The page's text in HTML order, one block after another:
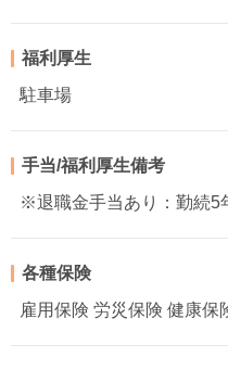
福利厚生
駐車場
手当/福利厚生備考
※退職金手当あり：勤続5
各種保険
雇用保険 労災保険 健康保